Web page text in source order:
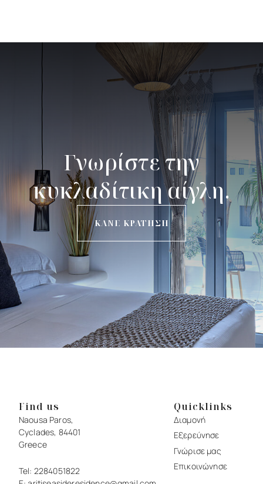
Γνωρίστε την
κυκλαδίτικη αίγλη.
ΚΑΝΕ ΚΡΑΤΗΣΗ
Find us
Naousa Paros,
Cyclades, 84401
Greece
Tel: 2284051822
Quicklinks
Διαμονή
Εξερεύνησε
Γνώρισε μας
Επικοινώνησε